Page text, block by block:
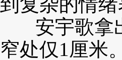
到复杂的情绪
安宇歌拿出
窄处仅1厘米